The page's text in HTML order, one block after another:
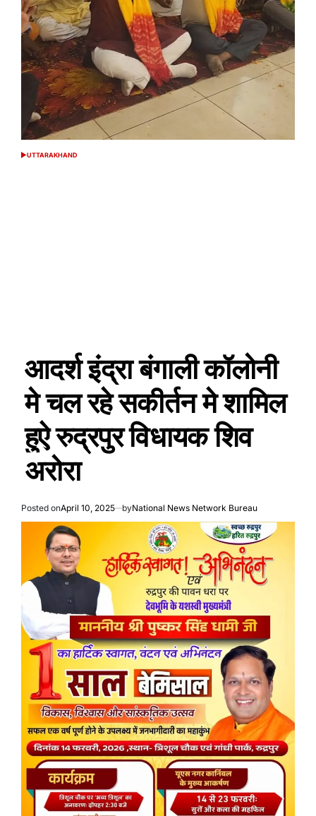
POSTED
UTTARAKHAND
आदर्श इंद्रा बंगाली कॉलोनी
मे चल रहे सकीर्तन मे शामिल
हुऐ रुद्रपुर विधायक शिव
अरोरा
Posted onApril 10, 2025 byNational News Network Bureau